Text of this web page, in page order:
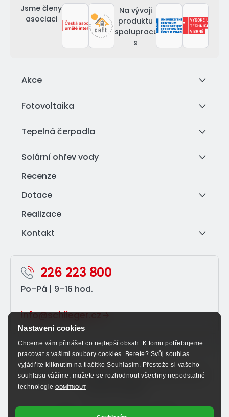
Nastavení cookies
Chceme vám přinášet co nejlepší obsah. K tomu potřebujeme
pracovat s vašimi soubory cookies. Berete? Svůj souhlas
vyjádříte kliknutím na tlačítko Souhlasím. Přestože si vašeho
souhlasu vážíme, můžete se rozhodnout všechny nepodstatné
technologie ODMÍTNOUT
Jsme členy
asociaci
Na vývoji
produktu
spolupracujeme
s
Akce
Fotovoltaika
Tepelná čerpadla
Solární ohřev vody
Recenze
Dotace
Realizace
Kontakt
226 223 800
Po–⁠Pá | 9–⁠16 hod.
info@schlieger.cz
Sledujte nás na sociálních sítích a nenechte si ujít
výhodné nabídky.